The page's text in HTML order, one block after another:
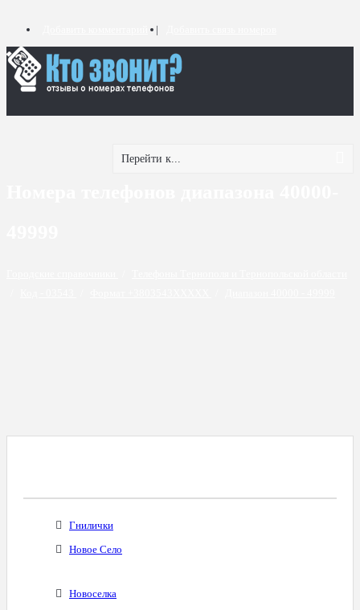
Перейти к...
Гнилички
Новое Село
Новоселка